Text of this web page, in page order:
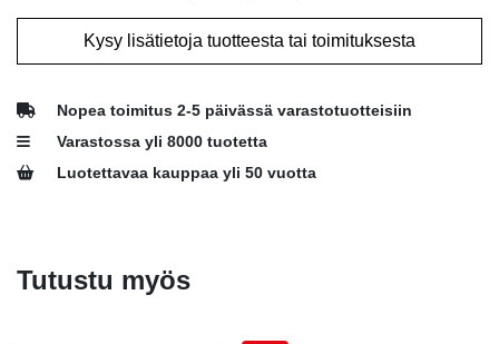
Kysy lisätietoja tuotteesta tai toimituksesta
Nopea toimitus 2-5 päivässä varastotuotteisiin
Varastossa yli 8000 tuotetta
Luotettavaa kauppaa yli 50 vuotta
Tutustu myös